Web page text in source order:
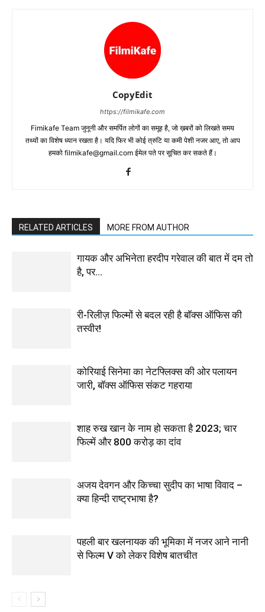
CopyEdit
https://filmikafe.com
Fimikafe Team जुनूनी और समर्पित लोगों का समूह है, जो ख़बरों को लिखते समय
तथ्‍यों का विशेष ध्‍यान रखता है। यदि फिर भी कोई त्रुटि या कमी पेशी नजर आए, तो आप
हमको filmikafe@gmail.com ईमेल पते पर सूचित कर सकते हैं।
RELATED ARTICLES MORE FROM AUTHOR
गायक और अभिनेता हरदीप गरेवाल की बात में दम तो
है, पर…
री-रिलीज़ फिल्मों से बदल रही है बॉक्स ऑफिस की
तस्वीर!
कोरियाई सिनेमा का नेटफ्लिक्स की ओर पलायन
जारी, बॉक्स ऑफिस संकट गहराया
शाह रुख खान के नाम हो सकता है 2023; चार
फिल्में और 800 करोड़ का दांव
अजय देवगन और किच्चा सुदीप का भाषा विवाद –
क्या हिन्दी राष्ट्रभाषा है?
पहली बार खलनायक की भूमिका में नजर आने नानी
से फिल्‍म V को लेकर विशेष बातचीत